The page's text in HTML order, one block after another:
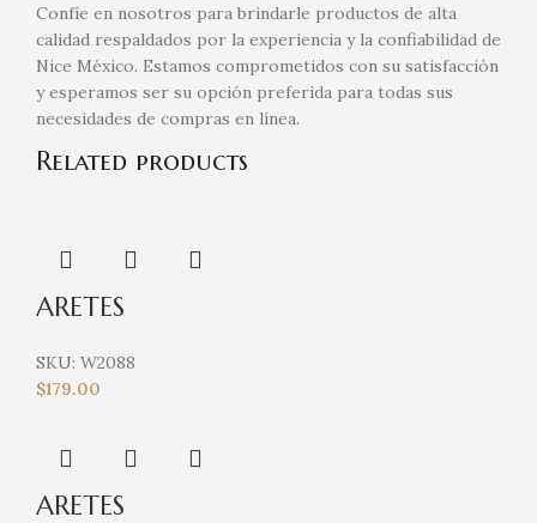
Confíe en nosotros para brindarle productos de alta
calidad respaldados por la experiencia y la confiabilidad de
Nice México. Estamos comprometidos con su satisfacción
y esperamos ser su opción preferida para todas sus
necesidades de compras en línea.
Related products
ARETES
SKU: W2088
$179.00
ARETES